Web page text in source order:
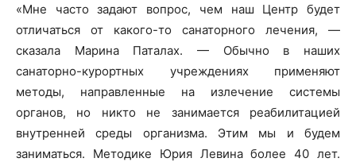
«Мне часто задают вопрос, чем наш Центр будет
отличаться от какого-то санаторного лечения, —
сказала Марина Паталах. — Обычно в наших
санаторно-курортных учреждениях применяют
методы, направленные на излечение системы
органов, но никто не занимается реабилитацией
внутренней среды организма. Этим мы и будем
заниматься. Методикe Юрия Левина более 40 лет.